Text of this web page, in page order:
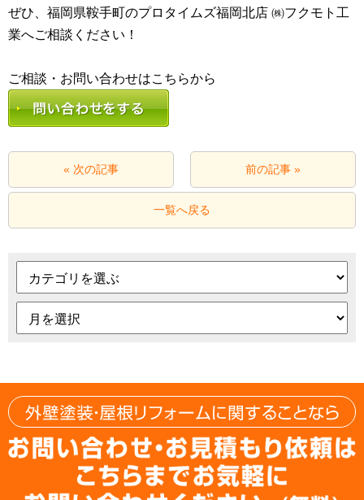
ぜひ、福岡県鞍手町のプロタイムズ福岡北店 ㈱フクモト工
業へご相談ください！
« 次の記事 前の記事 »
一覧へ戻る